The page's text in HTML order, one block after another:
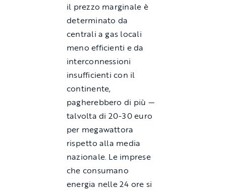
il prezzo marginale è
determinato da
centrali a gas locali
meno efficienti e da
interconnessioni
insufficienti con il
continente,
pagherebbero di più —
talvolta di 20-30 euro
per megawattora
rispetto alla media
nazionale. Le imprese
che consumano
energia nelle 24 ore si